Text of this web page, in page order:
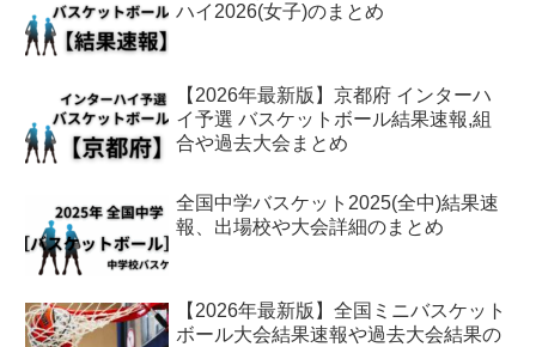
ハイ2026(女子)のまとめ
【2026年最新版】京都府 インターハ
イ予選 バスケットボール結果速報,組
合や過去大会まとめ
全国中学バスケット2025(全中)結果速
報、出場校や大会詳細のまとめ
【2026年最新版】全国ミニバスケット
ボール大会結果速報や過去大会結果の